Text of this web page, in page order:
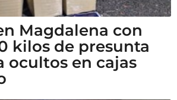
Magdalena con
kilos de presunta
ocultos en cajas